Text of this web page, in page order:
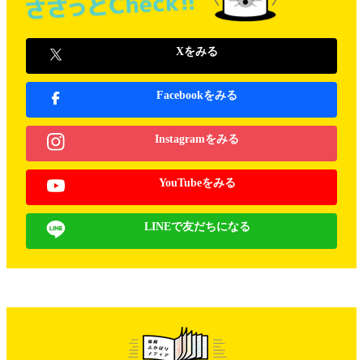
Xをみる
Facebookをみる
Instagramをみる
YouTubeをみる
LINEで友だちになる